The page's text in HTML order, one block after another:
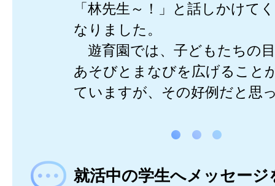
「林先生～！」と話しかけて
なりました。
遊育園では、子どもたちの
あそびとまなびを広げること
ていますが、その好例だと思
就活中の学生へメッセージ